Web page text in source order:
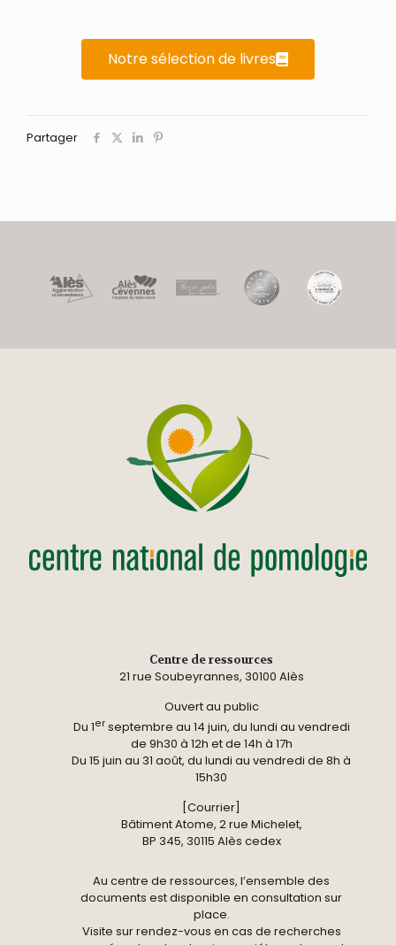
Notre sélection de livres
Partager
Centre de ressources
21 rue Soubeyrannes, 30100 Alès
Ouvert au public
Du 1erseptembre au 14 juin, du lundi au vendredi
de 9h30 à 12h et de 14h à 17h
Du 15 juin au 31 août, du lundi au vendredi de 8h à
15h30
[Courrier]
Bâtiment Atome, 2 rue Michelet,
BP 345, 30115 Alès cedex
Au centre de ressources, l’ensemble des
documents est disponible en consultation sur
place.
Visite sur rendez-vous en cas de recherches